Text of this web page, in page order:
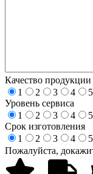
Качество продукции
1
2 3 4
5
Уровень сервиса
1
2 3 4
5
Срок изготовления
1
2 3 4
5
Пожалуйста,